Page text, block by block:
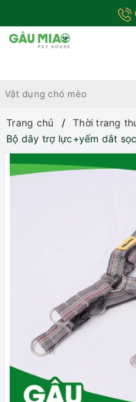
Trang chủ Thời trang
Bộ dây trợ lực+yếm dắt